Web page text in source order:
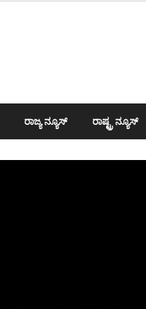
ರಾಜ್ಯ ನ್ಯೂಸ್ ರಾಷ್ಟ್ರ ನ್ಯೂಸ್